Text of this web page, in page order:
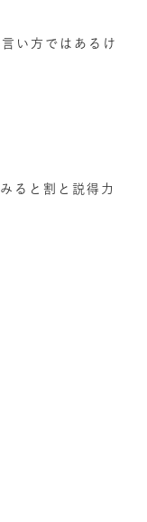
い方ではあるけ
ると割と説得力